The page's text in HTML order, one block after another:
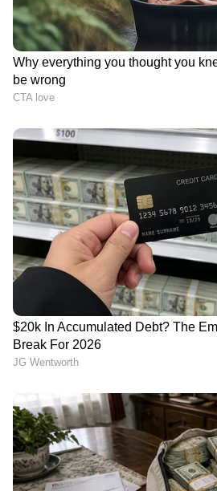
നിങ്ങളുടെ മുന്നിൽ.
എന്റർടൈൻമെന്റിന്റെ
ഏഷ്യാനെറ്റ് ന്യൂസ്
RECOMMENDED STORIES